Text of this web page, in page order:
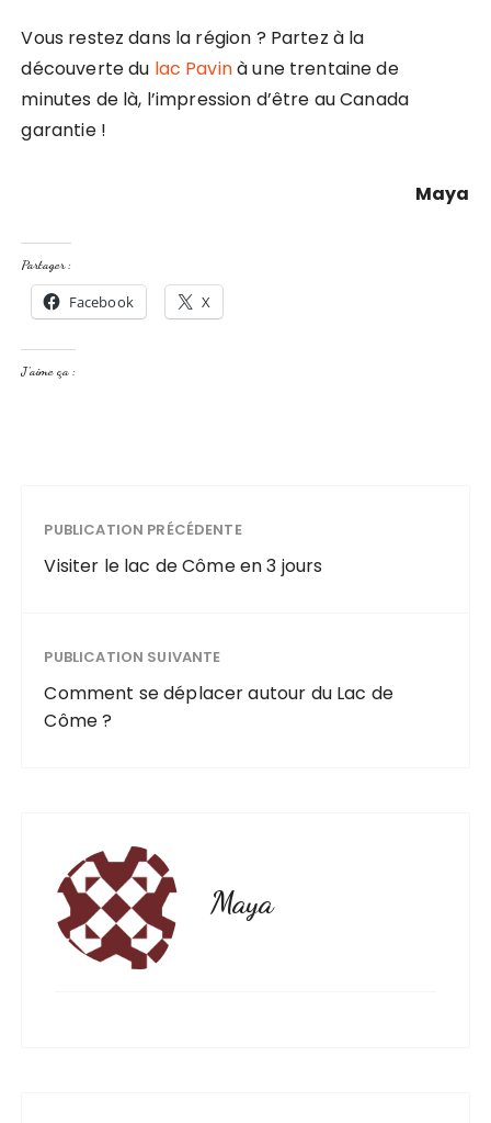
Vous restez dans la région ? Partez à la
découverte du lac Pavinà une trentaine de
minutes de là, l’impression d’être au Canada
garantie !
Maya
Partager :
Facebook X
J’aime ça :
PUBLICATION PRÉCÉDENTE
Visiter le lac de Côme en 3 jours
PUBLICATION SUIVANTE
Comment se déplacer autour du Lac de
Côme ?
Maya